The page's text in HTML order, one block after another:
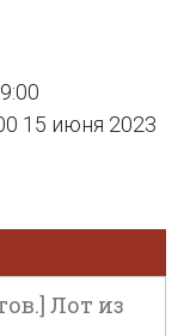
15 июня 2023
Лот из